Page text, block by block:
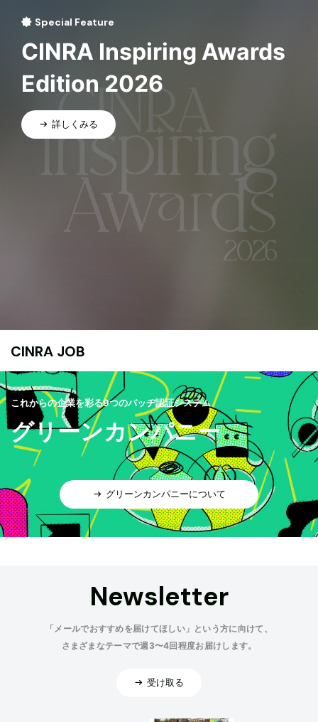
Special Feature
CINRA Inspiring Awards
Edition 2026
詳しくみる
CINRA JOB
これからの企業を彩る9つのバッヂ認証システム
グリーンカンパニー
グリーンカンパニーについて
Newsletter
「メールでおすすめを届けてほしい」という方に向けて、
さまざまなテーマで週3〜4回程度お届けします。
受け取る